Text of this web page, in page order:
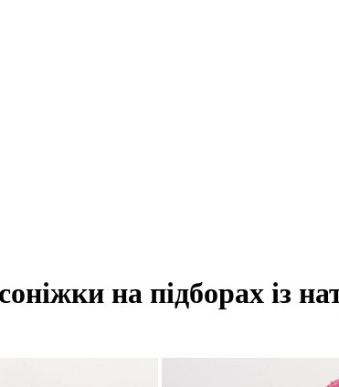
на підборах із